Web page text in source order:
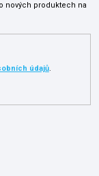
nových produktech na
údajů.